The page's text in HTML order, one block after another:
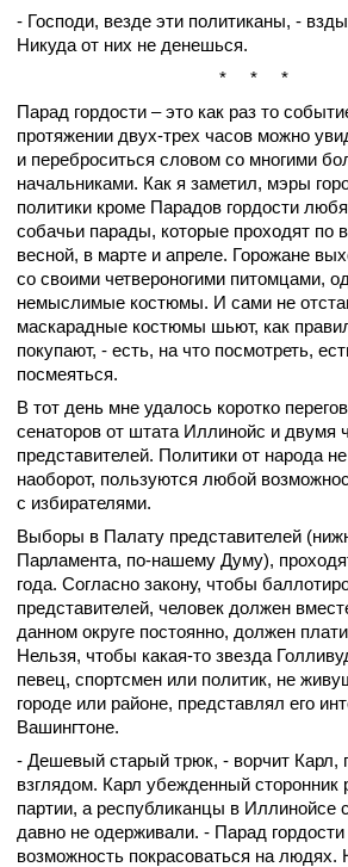
- Господи, везде эти политиканы, -
Никуда от них не денешься.
* * *
Парад гордости – это как раз то
протяжении двух-трех часов можно
и переброситься словом со многими
начальниками. Как я заметил, мэры
политики кроме Парадов гордости
собачьи парады, которые проходят по
весной, в марте и апреле. Горожане
со своими четвероногими питомцами,
немыслимые костюмы. И сами не
маскарадные костюмы шьют, как
покупают, - есть, на что посмотреть,
посмеяться.
В тот день мне удалось коротко
сенаторов от штата Иллинойс и двумя
представителей. Политики от народа
наоборот, пользуются любой
с избирателями.
Выборы в Палату представителей
Парламента, по-нашему Думу),
года. Согласно закону, чтобы
представителей, человек должен
данном округе постоянно, должен
Нельзя, чтобы какая-то звезда
певец, спортсмен или политик, не
городе или районе, представлял его
Вашингтоне.
- Дешевый старый трюк, - ворчит Карл,
взглядом. Карл убежденный сторонник
партии, а республиканцы в Иллинойсе
давно не одерживали. - Парад гордости
возможность покрасоваться на людях.